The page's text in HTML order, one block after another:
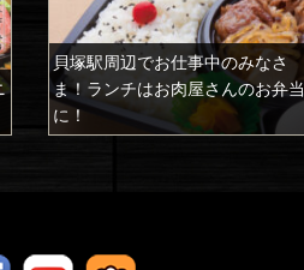
貝塚駅周辺でお仕事中のみなさ
ま！ランチはお肉屋さんのお弁当
に！